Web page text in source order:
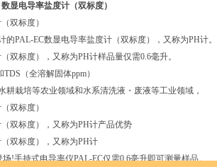
显电导率盐度计（双标度）
双标度）
的PAL-EC数显电导率盐度计（双标度），又称为PH计
双标度），又称为PH计样品量仅需0.6毫升。
（全溶解固体ppm）
耕栽培等农业领域和水系清洗液・废液等工业领域，
双标度）
双标度），又称为PH计产品优势
双标度），又称为PH计
!手持式电导率仪PAL-EC仅需0.6毫升即可测量样品。